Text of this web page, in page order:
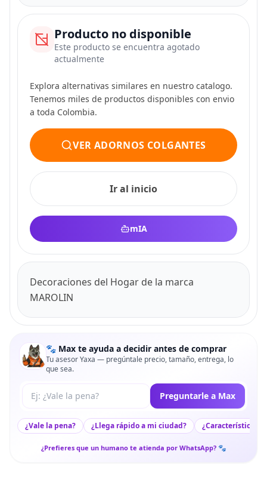
Producto no disponible
Este producto se encuentra agotado
actualmente
Explora alternativas similares en nuestro catalogo.
Tenemos miles de productos disponibles con envio
a toda Colombia.
VER ADORNOS COLGANTES
Ir al inicio
mIA
Decoraciones del Hogar de la marca
MAROLIN
🐾 Max te ayuda a decidir antes de comprar
Tu asesor Yaxa — pregúntale precio, tamaño, entrega, lo
que sea.
Tu pregunta a Max Preguntarle a Max
¿Vale la pena? ¿Llega rápido a mi ciudad? ¿Características
¿Prefieres que un humano te atienda por WhatsApp? 🐾